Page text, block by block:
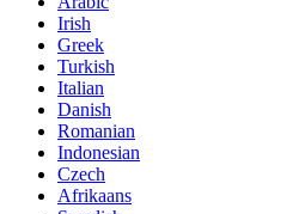
Irish
Greek
Turkish
Italian
Danish
Romanian
Indonesian
Czech
Afrikaans